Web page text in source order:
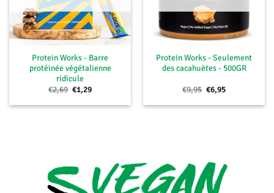
Protein Works - Barre
protéinée végétalienne
ridicule
€2,69 Le
prix
initial
€1,29Le
actuel
Protein Works - Seulement
des cacahuètes - 500GR
€9,95 Le
prix
initial
€6,95Le
actuel